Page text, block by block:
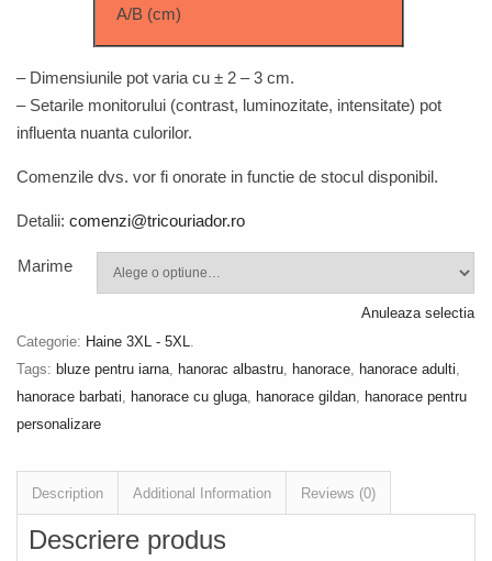
A/B (cm)
– Dimensiunile pot varia cu ± 2 – 3 cm.
– Setarile monitorului (contrast, luminozitate, intensitate) pot
influenta nuanta culorilor.
Comenzile dvs. vor fi onorate in functie de stocul disponibil.
Detalii: comenzi@tricouriador.ro
Marime
Anuleaza selectia
Categorie: Haine 3XL - 5XL.
Tags: bluze pentru iarna, hanorac albastru, hanorace, hanorace adulti,
hanorace barbati, hanorace cu gluga, hanorace gildan, hanorace pentru
personalizare
Description Additional Information Reviews (0)
Descriere produs